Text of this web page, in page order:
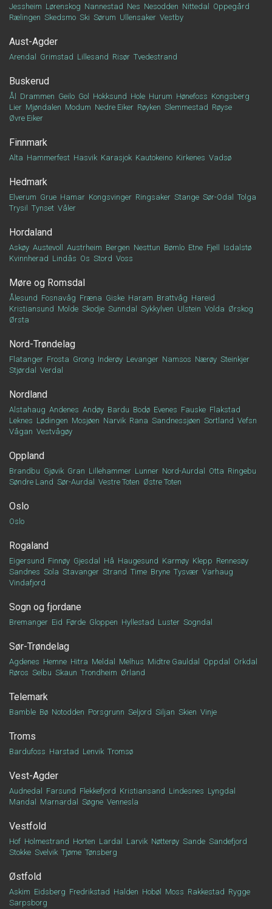
Jessheim Lørenskog Nannestad Nes Nesodden Nittedal
Oppegård
Rælingen Skedsmo Ski Sørum Ullensaker Vestby
Aust-Agder
Arendal Grimstad Lillesand Risør Tvedestrand
Buskerud
Ål Drammen Geilo Gol Hokksund Hole Hurum Hønefoss Kongsberg
Lier Mjøndalen Modum Nedre Eiker Røyken Slemmestad Røyse
Øvre Eiker
Finnmark
Alta Hammerfest Hasvik Karasjok Kautokeino Kirkenes Vadsø
Hedmark
Elverum Grue Hamar Kongsvinger Ringsaker Stange Sør-Odal
Tolga
Trysil
Tynset Våler
Hordaland
Askøy Austevoll Austrheim Bergen Nesttun Bømlo Etne Fjell
Isdalstø
Kvinnherad Lindås Os Stord Voss
Møre og Romsdal
Ålesund Fosnavåg Fræna Giske Haram Brattvåg Hareid
Kristiansund Molde Skodje Sunndal Sykkylven Ulstein Volda Ørskog
Ørsta
Nord-Trøndelag
Flatanger Frosta Grong Inderøy Levanger Namsos Nærøy Steinkjer
Stjørdal
Verdal
Nordland
Alstahaug Andenes Andøy Bardu Bodø Evenes Fauske Flakstad
Leknes Lødingen Mosjøen Narvik Rana Sandnessjøen Sortland Vefsn
Vågan Vestvågøy
Oppland
Brandbu Gjøvik Gran Lillehammer Lunner Nord-Aurdal Otta Ringebu
Søndre Land Sør-Aurdal Vestre Toten Østre Toten
Oslo
Oslo
Rogaland
Eigersund Finnøy Gjesdal Hå Haugesund Karmøy Klepp Rennesøy
Sandnes Sola Stavanger Strand Time Bryne Tysvær Varhaug
Vindafjord
Sogn og fjordane
Bremanger Eid Førde Gloppen Hyllestad Luster Sogndal
Sør-Trøndelag
Agdenes Hemne Hitra Meldal Melhus Midtre Gauldal Oppdal
Orkdal
Røros Selbu Skaun Trondheim Ørland
Telemark
Bamble Bø Notodden Porsgrunn Seljord Siljan Skien Vinje
Troms
Bardufoss Harstad Lenvik Tromsø
Vest-Agder
Audnedal Farsund Flekkefjord Kristiansand Lindesnes Lyngdal
Mandal
Marnardal Søgne Vennesla
Vestfold
Hof Holmestrand Horten Lardal Larvik Nøtterøy Sande Sandefjord
Stokke Svelvik Tjøme Tønsberg
Østfold
Askim Eidsberg Fredrikstad Halden Hobøl Moss Rakkestad Rygge
Sarpsborg